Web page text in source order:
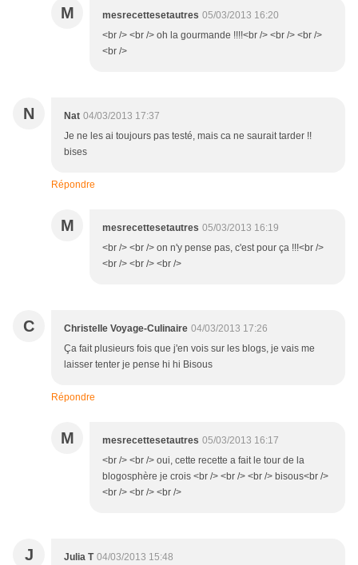
M mesrecettesetautres 05/03/2013 16:20
<br /> <br /> oh la gourmande !!!!<br /> <br /> <br />
<br />
N Nat 04/03/2013 17:37
Je ne les ai toujours pas testé, mais ca ne saurait tarder !!
bises
Répondre
M mesrecettesetautres 05/03/2013 16:19
<br /> <br /> on n'y pense pas, c'est pour ça !!!<br />
<br /> <br /> <br />
C Christelle Voyage-Culinaire 04/03/2013 17:26
Ça fait plusieurs fois que j'en vois sur les blogs, je vais me
laisser tenter je pense hi hi Bisous
Répondre
M mesrecettesetautres 05/03/2013 16:17
<br /> <br /> oui, cette recette a fait le tour de la
blogosphère je crois <br /> <br /> <br /> bisous<br />
<br /> <br /> <br />
J Julia T 04/03/2013 15:48